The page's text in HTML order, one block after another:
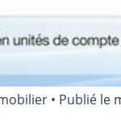
• Publié le